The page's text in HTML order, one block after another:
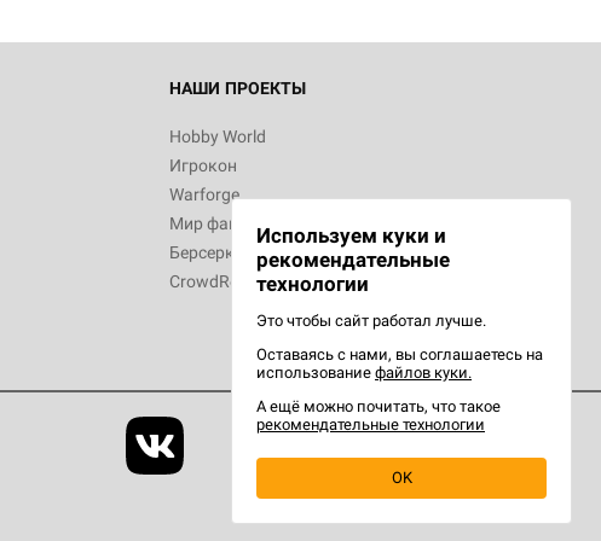
НАШИ ПРОЕКТЫ
Hobby World
Игрокон
Warforge
Мир фантастики
Берсерк
CrowdRepublic
Используем куки и
рекомендательные
технологии
Это чтобы сайт работал лучше.
Оставаясь с нами, вы соглашаетесь на
использование файлов куки.
А ещё можно почитать, что такое
рекомендательные технологии
OK